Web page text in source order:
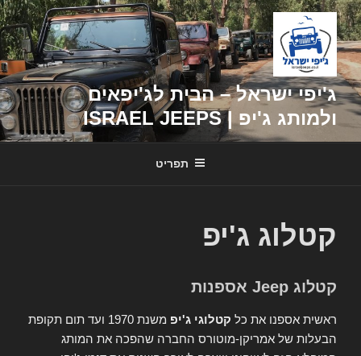
דילוג
לתוכן
ג'יפי ישראל – הבית לג'יפאים
ולמותג ג'יפ | ISRAEL JEEPS
תפריט
קטלוג ג'יפ
קטלוג Jeep אספנות
ראשית אספנו את כל קטלוגי ג'יפ
משנת 1970 ועד תום תקופת
הבעלות של אמריקן-מוטורס החברה שהפכה את המותג